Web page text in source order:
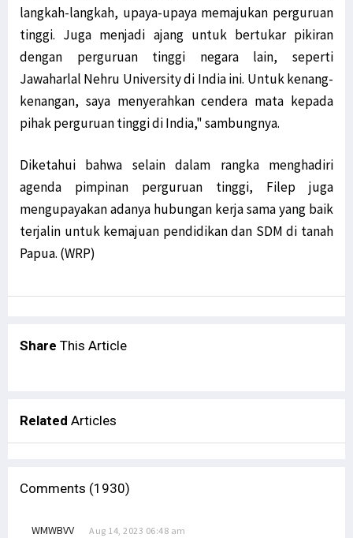
langkah-langkah, upaya-upaya memajukan perguruan
tinggi. Juga menjadi ajang untuk bertukar pikiran
dengan perguruan tinggi negara lain, seperti
Jawaharlal Nehru University di India ini. Untuk kenang-
kenangan, saya menyerahkan cendera mata kepada
pihak perguruan tinggi di India," sambungnya.
Diketahui bahwa selain dalam rangka menghadiri
agenda pimpinan perguruan tinggi, Filep juga
mengupayakan adanya hubungan kerja sama yang baik
terjalin untuk kemajuan pendidikan dan SDM di tanah
Papua. (WRP)
Share This Article
Related Articles
Comments (1930)
WMWBVV Aug 14, 2023 06:48 am